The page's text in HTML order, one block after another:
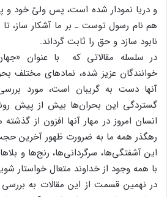
و دریا نمودار شده است، پس ولیّ خود و
هم نام رسول توست ـ بر ما آشکار ساز،
نابود سازد و حق را ثابت گرداند.
در سلسله مقالاتی که با عنوان
خوانندگان عزیز شده، نمادهای مختلف
آنها دست به گریبان است، مورد
گستردگی این بحران‌ها بیش از پیش
انسان امروز در مهار آنها افزون از
رهگذر همه ما به ضرورت ظهور آخرین
این آشفتگی‌ها، سرگردانی‌ها، رنج‌ها و
با همه وجود از خداوند متعال خواستار
در نهمین قسمت از این مقالات به